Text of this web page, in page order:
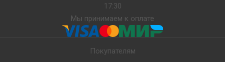
17:30
Мы принимаем к оплате
Покупателям